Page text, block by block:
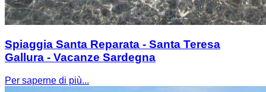
Spiaggia Santa Reparata - Santa Teresa
Gallura - Vacanze Sardegna
Per saperne di più...